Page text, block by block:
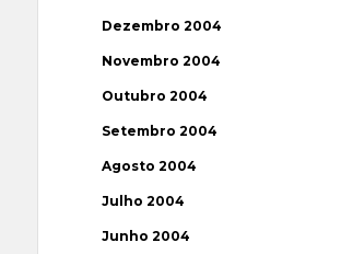
Dezembro 2004
Novembro 2004
Outubro 2004
Setembro 2004
Agosto 2004
Julho 2004
Junho 2004